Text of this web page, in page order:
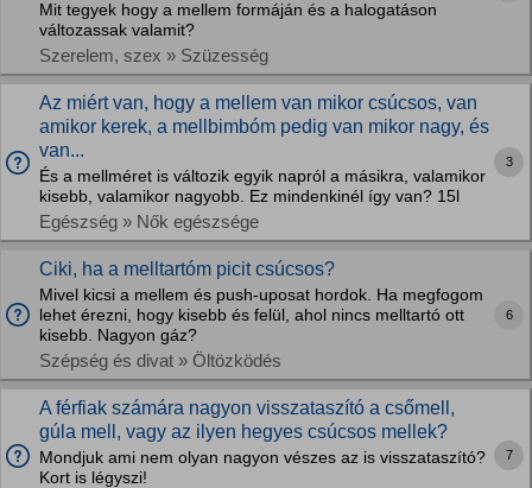
Mit tegyek hogy a mellem formáján és a halogatáson
változassak valamit?
Szerelem, szex » Szüzesség
Az miért van, hogy a mellem van mikor csúcsos, van
amikor kerek, a mellbimbóm pedig van mikor nagy, és
van...
És a mellméret is változik egyik napról a másikra, valamikor
kisebb, valamikor nagyobb. Ez mindenkinél így van? 15l
Egészség » Nők egészsége
3
Ciki, ha a melltartóm picit csúcsos?
Mivel kicsi a mellem és push-uposat hordok. Ha megfogom
lehet érezni, hogy kisebb és felül, ahol nincs melltartó ott
kisebb. Nagyon gáz?
Szépség és divat » Öltözködés
6
A férfiak számára nagyon visszataszító a csőmell,
gúla mell, vagy az ilyen hegyes csúcsos mellek?
Mondjuk ami nem olyan nagyon vészes az is visszataszító?
Kort is légyszi!
7